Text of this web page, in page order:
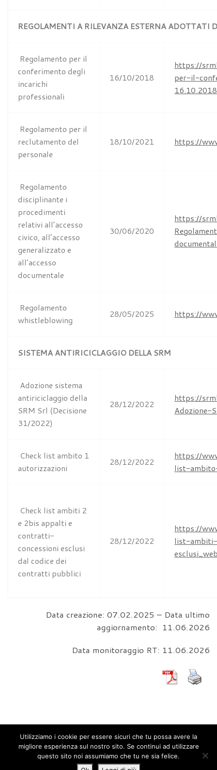
REGOLAMENTI A RILEVANZA ESTERNA ADOTTATI
Regolamento per il
conferimento degli
incarichi
professionali
16/10/2018
https://
per-il-
Regolamento per il
reclutamento del
personale
18/10/2021 https://
Regolamento
disciplinante i
procedimenti
relativi all’accesso
civico, all’accesso
generalizzato e
all’accesso
documentale
30/06/2020
https://
Regolamento
whistleblowing
28/05/2025 https://
SISTEMA ANTIRICICLAGGIO DELLA SRM
Adozione sistema
antiriciclaggio della
SRM Srl (Decisione
31/2022)
28/12/2022
https://
Adozione-
Check list ambito 1
autorizzazioni
28/12/2022
https://
list-
Check list ambiti 2
e 2bis appalti e
contratti-
concessioni esclusi
dal codice dei
contratti pubblici
28/12/2022
https://
list-
Data creazione: 07.02.2025 – Data ultimo
aggiornamento: 11.06.2026
Data monitoraggio RT: 11.06.2026
© 2026SRM Reti e Mobilità Srl– Tutti i diritti riservati
Utilizziamo i cookie per essere sicuri che tu possa avere la
migliore esperienza sul nostro sito. Se continui ad utilizzare
questo sito noi assumiamo che tu ne sia felice.